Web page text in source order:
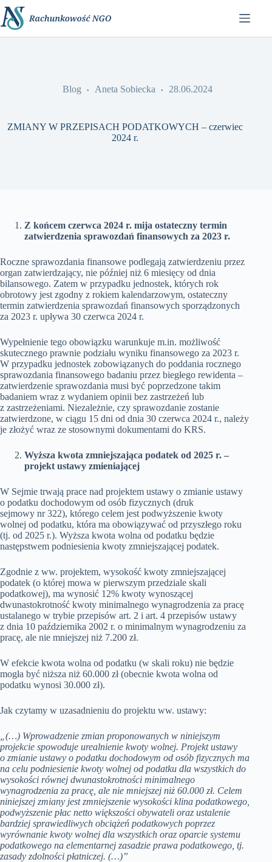
Przejdź
do
treści
Blog Aneta Sobiecka 28.06.2024
ZMIANY W PRZEPISACH PODATKOWYCH – czerwiec
2024 r.
Z końcem czerwca 2024 r. mija ostateczny termin
zatwierdzenia sprawozdań finansowych za 2023 r.
Roczne sprawozdania finansowe podlegają zatwierdzeniu przez
organ zatwierdzający, nie później niż 6 miesięcy od dnia
bilansowego. Zatem w przypadku jednostek, których rok
obrotowy jest zgodny z rokiem kalendarzowym, ostateczny
termin zatwierdzenia sprawozdań finansowych sporządzonych
za 2023 r. upływa 30 czerwca 2024 r.
Wypełnienie tego obowiązku warunkuje m.in. możliwość
skutecznego prawnie podziału wyniku finansowego za 2023 r.
W przypadku jednostek zobowiązanych do poddania rocznego
sprawozdania finansowego badaniu przez biegłego rewidenta –
zatwierdzenie sprawozdania musi być poprzedzone takim
badaniem wraz z wydaniem opinii bez zastrzeżeń lub
z zastrzeżeniami. Niezależnie, czy sprawozdanie zostanie
zatwierdzone, w ciągu 15 dni od dnia 30 czerwca 2024 r., należy
je złożyć wraz ze stosownymi dokumentami do KRS.
Wyższa kwota zmniejszająca podatek od 2025 r. –
projekt ustawy zmieniającej
W Sejmie trwają prace nad projektem ustawy o zmianie ustawy
o podatku dochodowym od osób fizycznych (druk
sejmowy nr 322), którego celem jest podwyższenie kwoty
wolnej od podatku, która ma obowiązywać od przyszłego roku
(tj. od 2025 r.). Wyższa kwota wolna od podatku będzie
następstwem podniesienia kwoty zmniejszającej podatek.
Zgodnie z ww. projektem, wysokość kwoty zmniejszającej
podatek (o której mowa w pierwszym przedziale skali
podatkowej), ma wynosić 12% kwoty wynoszącej
dwunastokrotność kwoty minimalnego wynagrodzenia za pracę
ustalanego w trybie przepisów art. 2 i art. 4 przepisów ustawy
z dnia 10 października 2002 r. o minimalnym wynagrodzeniu za
pracę, ale nie mniejszej niż 7.200 zł.
W efekcie kwota wolna od podatku (w skali roku) nie będzie
mogła być niższa niż 60.000 zł (obecnie kwota wolna od
podatku wynosi 30.000 zł).
Jak czytamy w uzasadnieniu do projektu ww. ustawy:
„(…) Wprowadzenie zmian proponowanych w niniejszym
projekcie spowoduje urealnienie kwoty wolnej. Projekt ustawy
o zmianie ustawy o podatku dochodowym od osób fizycznych ma
na celu podniesienie kwoty wolnej od podatku dla wszystkich do
wysokości równej dwunastokrotności minimalnego
wynagrodzenia za pracę, ale nie mniejszej niż 60.000 zł. Celem
niniejszej zmiany jest zmniejszenie wysokości klina podatkowego,
podwyższenie płac netto większości obywateli oraz ustalenie
bardziej sprawiedliwych obciążeń podatkowych poprzez
wyrównanie kwoty wolnej dla wszystkich oraz oparcie systemu
podatkowego na elementarnej zasadzie prawa podatkowego, tj.
zasady zdolności płatniczej. (…)”